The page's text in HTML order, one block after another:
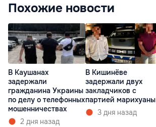
Похожие новости
В Каушанах
задержали
гражданина Украины
по делу о телефонных
мошенничествах
2 дня назад
В Кишинёве
задержали двух
закладчиков с
партией марихуаны
3 дня назад